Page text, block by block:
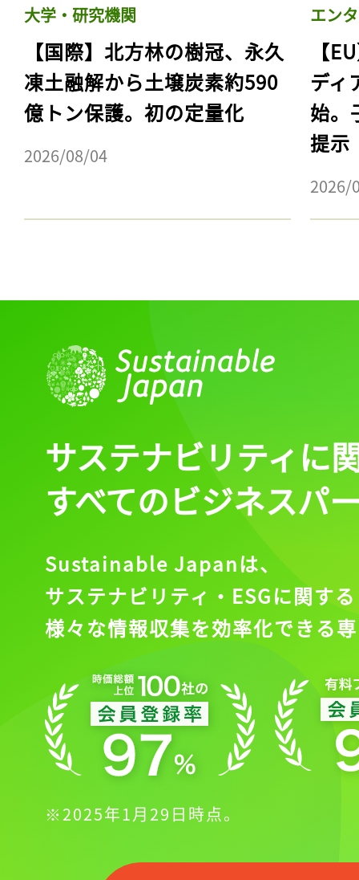
大学・研究機関
【国際】北方林の樹冠、永久
凍土融解から土壌炭素約590
億トン保護。初の定量化
2026/08/04
エン
【
ディ
始。
提示
2026/
サステナビリティに
すべてのビジネスパ
Sustainable Japanは、
サステナビリティ・ESGに関する
様々な情報収集を効率化できる
※2025年1月29日時点。